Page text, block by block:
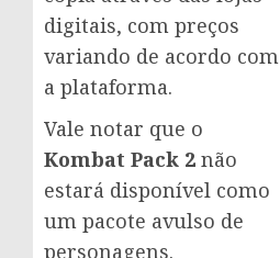
digitais, com preços
variando de acordo com
a plataforma.
Vale notar que o
Kombat Pack 2 não
estará disponível como
um pacote avulso de
personagens.